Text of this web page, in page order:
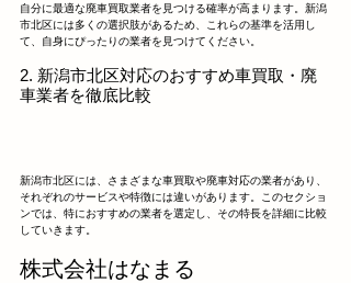
自分に最適な廃車買取業者を見つける確率が高まります。新潟
市北区には多くの選択肢があるため、これらの基準を活用し
て、自身にぴったりの業者を見つけてください。
2. 新潟市北区対応のおすすめ車買取・廃
車業者を徹底比較
新潟市北区には、さまざまな車買取や廃車対応の業者があり、
それぞれのサービスや特徴には違いがあります。このセクショ
ンでは、特におすすめの業者を選定し、その特長を詳細に比較
していきます。
株式会社はなまる